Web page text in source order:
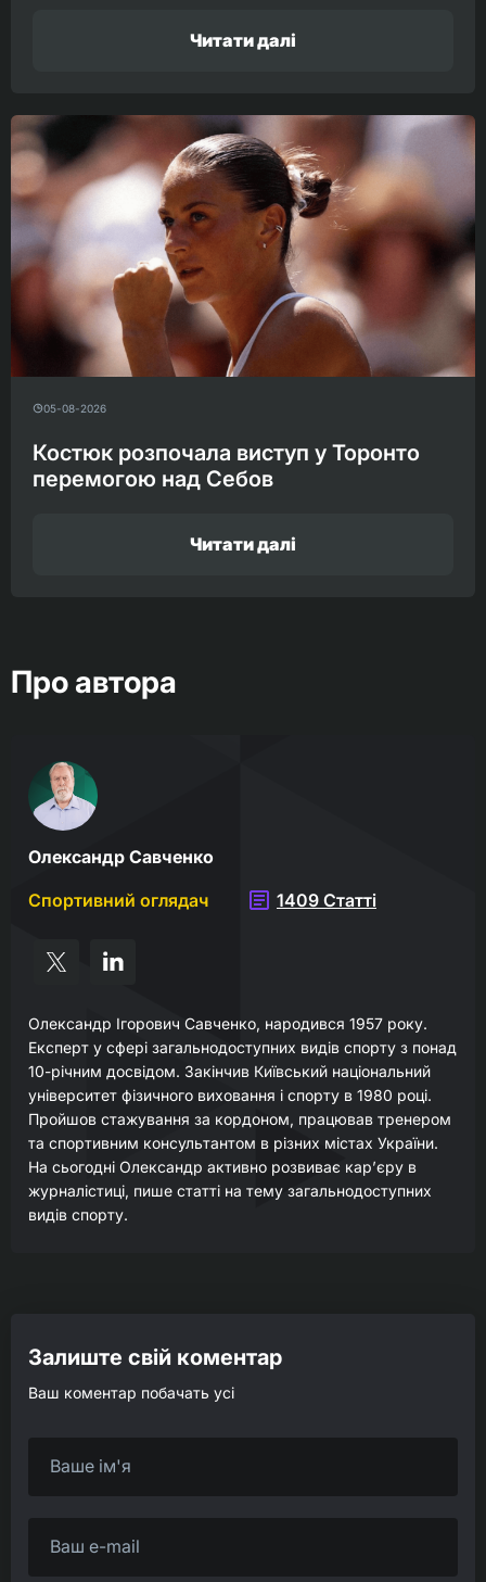
Читати далі
05-08-2026
Костюк розпочала виступ у Торонто
перемогою над Себов
Читати далі
Про автора
Олександр Савченко
Спортивний оглядач
1409 Статті
Олександр Ігорович Савченко, народився 1957 року.
Експерт у сфері загальнодоступних видів спорту з понад
10-річним досвідом. Закінчив Київський національний
університет фізичного виховання і спорту в 1980 році.
Пройшов стажування за кордоном, працював тренером
та спортивним консультантом в різних містах України.
На сьогодні Олександр активно розвиває кар’єру в
журналістиці, пише статті на тему загальнодоступних
видів спорту.
Залиште свій коментар
Ваш коментар побачать усі